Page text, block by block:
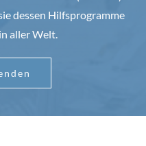
dessen Hilfsprogramme
aller Welt.